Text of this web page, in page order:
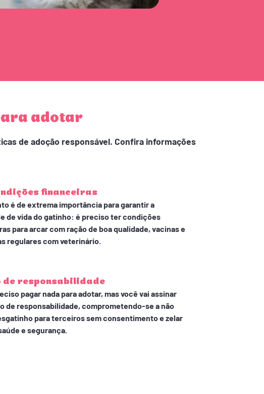
adotar
de adoção responsável. Confira informações
financeiras
é de extrema importância para garantir a
de vida do gatinho: é preciso ter condições
para arcar com ração de boa qualidade, vacinas e
regulares com veterinário.
de responsabilidade
pagar nada para adotar, mas você vai assinar
de responsabilidade, comprometendo-se a não
para terceiros sem consentimento e zelar
e segurança.